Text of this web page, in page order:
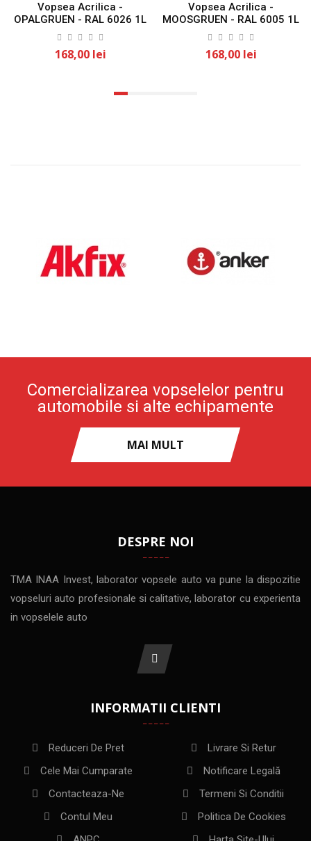
Vopsea Acrilica -
OPALGRUEN - RAL 6026 1L
KLASS
168,00 lei
Vopsea Acrilica -
MOOSGRUEN - RAL 6005 1L
KLASS
168,00 lei
Comercializarea vopselelor pentru
automobile si alte echipamente
MAI MULT
DESPRE NOI
TMA INAA Invest, laborator vopsele auto va pune la dispozitie
vopseluri auto profesionale si calitative, laborator cu experienta
in vopselele auto
INFORMATII CLIENTI
Reduceri De Pret
Cele Mai Cumparate
Contacteaza-Ne
Contul Meu
Livrare Si Retur
Notificare Legală
Termeni Si Conditii
Politica De Cookies